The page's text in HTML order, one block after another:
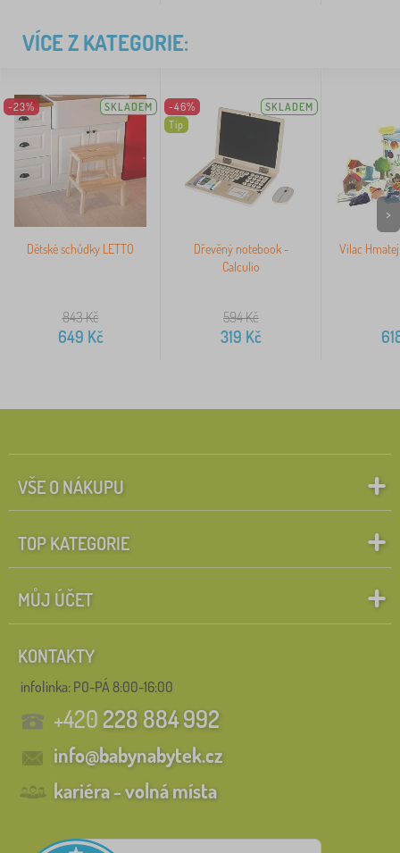
VÍCE Z KATEGORIE:
-23% SKLADEM
Dětské schůdky LETTO
843Kč
649 Kč
-46%
Tip
SKLADEM
Dřevěný notebook -
Calculio
594Kč
319 Kč
Vilac
>
VŠE O NÁKUPU
TOP KATEGORIE
MŮJ ÚČET
KONTAKTY
infolinka: PO-PÁ 8:00-16:00
+420228 884 992
info@babynabytek.cz
kariéra - volná místa